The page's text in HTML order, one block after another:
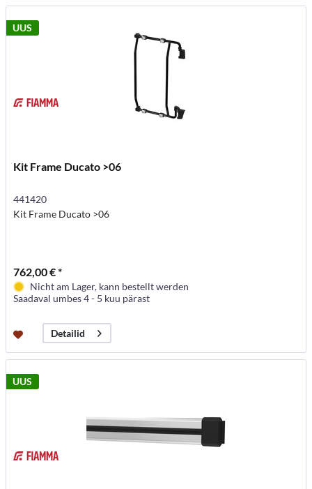
UUS
Kit Frame Ducato >06
441420
Kit Frame Ducato >06
762,00 € *
Nicht am Lager, kann bestellt werden
Saadaval umbes 4 - 5 kuu pärast
Detailid
UUS